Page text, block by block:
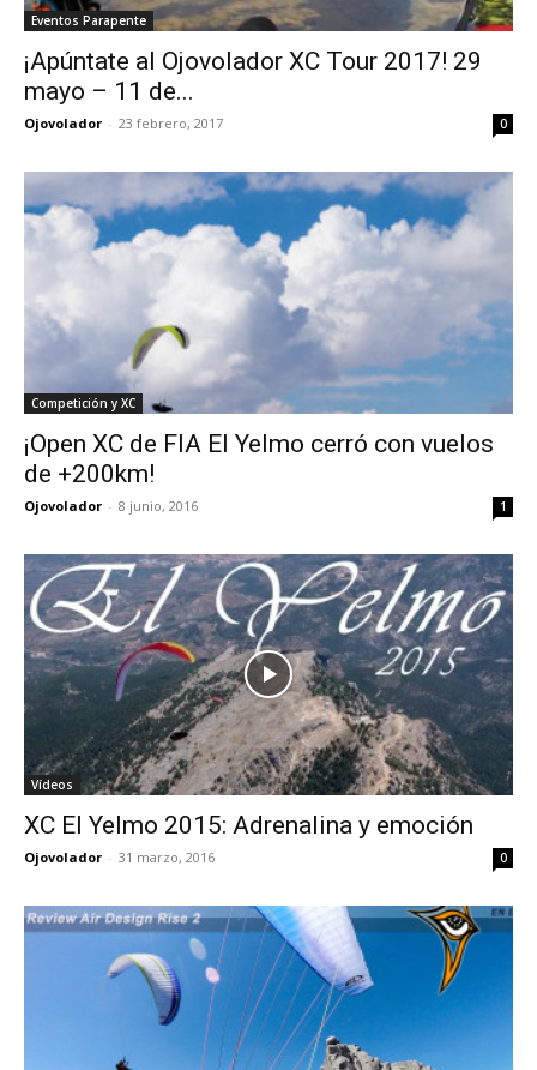
Eventos Parapente
¡Apúntate al Ojovolador XC Tour 2017! 29
mayo – 11 de...
Ojovolador - 23 febrero, 2017 0
Competición y XC
¡Open XC de FIA El Yelmo cerró con vuelos
de +200km!
Ojovolador - 8 junio, 2016 1
Vídeos
XC El Yelmo 2015: Adrenalina y emoción
Ojovolador - 31 marzo, 2016 0